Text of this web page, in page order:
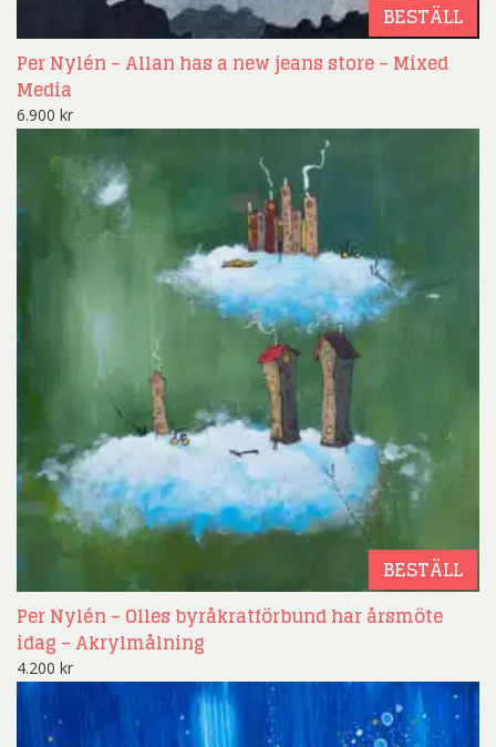
BESTÄLL
Per Nylén – Allan has a new jeans store – Mixed
Media
6.900 kr
BESTÄLL
Per Nylén – Olles byråkratförbund har årsmöte
idag – Akrylmålning
4.200 kr